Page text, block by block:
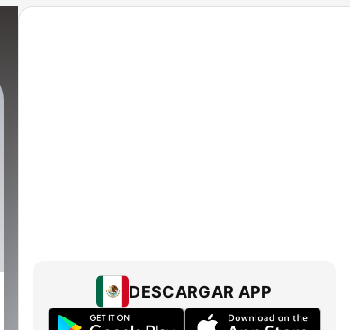
DESCARGAR APP